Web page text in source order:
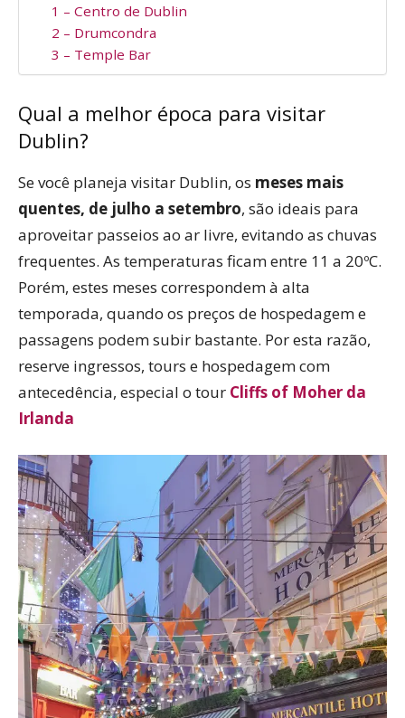
1 – Centro de Dublin
2 – Drumcondra
3 – Temple Bar
Qual a melhor época para visitar
Dublin?
Se você planeja visitar Dublin, os meses mais
quentes, de julho a setembro, são ideais para
aproveitar passeios ao ar livre, evitando as chuvas
frequentes. As temperaturas ficam entre 11 a 20ºC.
Porém, estes meses correspondem à alta
temporada, quando os preços de hospedagem e
passagens podem subir bastante. Por esta razão,
reserve ingressos, tours e hospedagem com
antecedência, especial o tour Cliffs of Moher da
Irlanda